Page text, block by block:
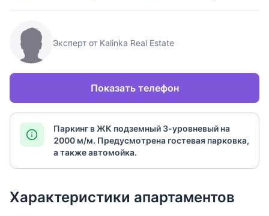
Эксперт от Kalinka Real Estate
Показать телефон
Паркинг в ЖК подземный 3-уровневый на
2000 м/м. Предусмотрена гостевая парковка,
а также автомойка.
Характеристики апартаментов